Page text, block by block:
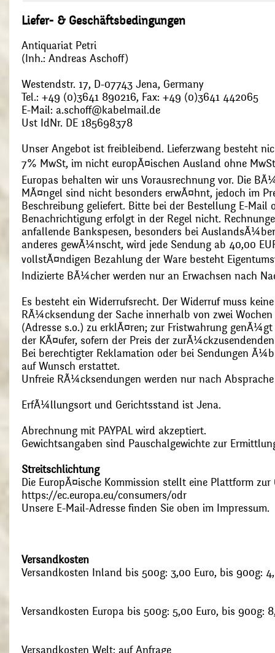
Liefer- & Geschäftsbedingungen
Antiquariat Petri
(Inh.: Andreas Aschoff)
Westendstr. 17, D-07743 Jena, Germany
Tel.: +49 (0)3641 890216, Fax: +49 (0)3641 442065
E-Mail: a.schoff@kabelmail.de
Ust IdNr. DE 185698378
Unser Angebot ist freibleibend. Lieferzwang besteht
7% MwSt, im nicht europÃ¤ischen Ausland ohne
Europas behalten wir uns Vorausrechnung vor. Die
MÃ¤ngel sind nicht besonders erwÃ¤hnt, jedoch im
Beschreibung geliefert. Bitte bei der Bestellung E-Mail
Benachrichtigung erfolgt in der Regel nicht.
anfallende Bankspesen, besonders bei
anderes gewÃ¼nscht, wird jede Sendung ab 40,00
vollstÃ¤ndigen Bezahlung der Ware besteht
Indizierte BÃ¼cher werden nur an Erwachsen nach
Es besteht ein Widerrufsrecht. Der Widerruf muss
RÃ¼cksendung der Sache innerhalb von zwei
(Adresse s.o.) zu erklÃ¤ren; zur Fristwahrung
der KÃ¤ufer, sofern der Preis der
Bei berechtigter Reklamation oder bei Sendungen
auf Wunsch erstattet.
Unfreie RÃ¼cksendungen werden nur nach
ErfÃ¼llungsort und Gerichtsstand ist Jena.
Abrechnung mit PAYPAL wird akzeptiert.
Gewichtsangaben sind Pauschalgewichte zur
Streitschlichtung
Die EuropÃ¤ische Kommission stellt eine Plattform
https://ec.europa.eu/consumers/odr
Unsere E-Mail-Adresse finden Sie oben im Impressum.
Versandkosten
Versandkosten Inland bis 500g: 3,00 Euro, bis 900g:
Versandkosten Europa bis 500g: 5,00 Euro, bis 900g:
Versandkosten Welt: auf Anfrage